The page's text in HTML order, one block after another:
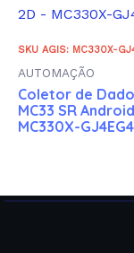
SKU AGIS: MC330X-
AUTOMAÇÃO
Coletor de
MC33 SR
MC330X-